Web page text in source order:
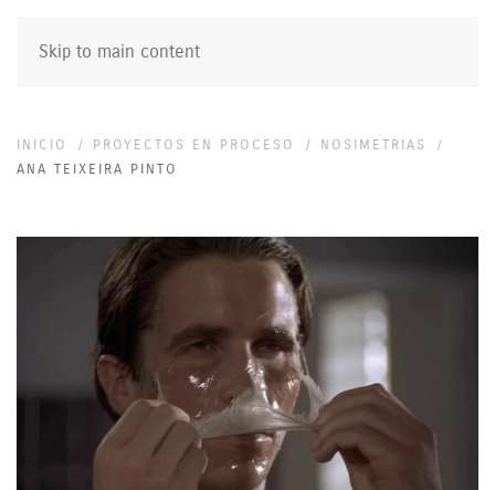
Skip to main content
INICIO PROYECTOS EN PROCESO
NOSIMETRIAS
ANA TEIXEIRA PINTO